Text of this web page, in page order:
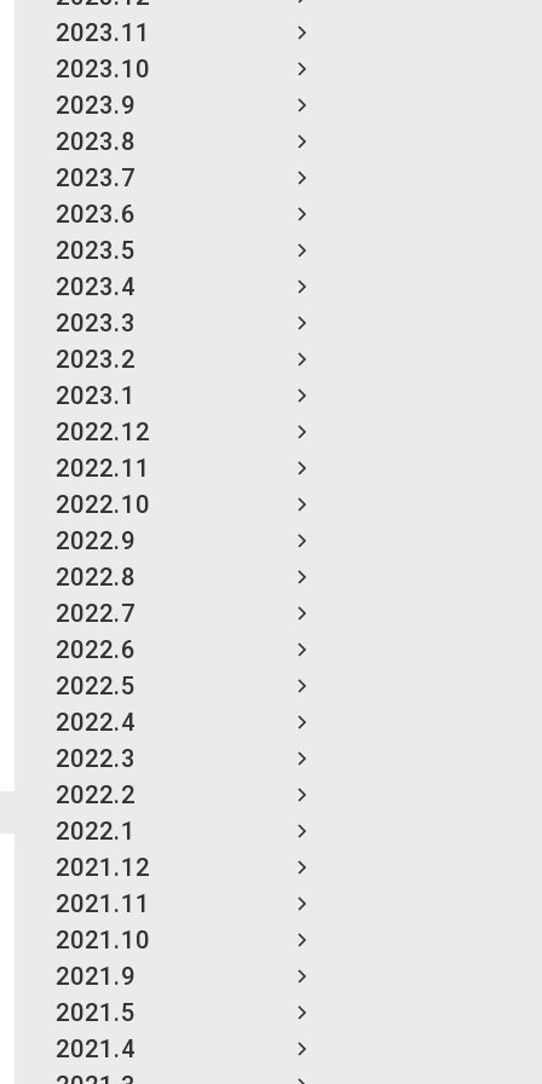
2023.11
2023.10
2023.9
2023.8
2023.7
2023.6
2023.5
2023.4
2023.3
2023.2
2023.1
2022.12
2022.11
2022.10
2022.9
2022.8
2022.7
2022.6
2022.5
2022.4
2022.3
2022.2
2022.1
2021.12
2021.11
2021.10
2021.9
2021.5
2021.4